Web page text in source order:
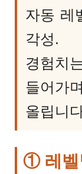
자동
각성.
경험치
들어가
올립니
① 레벨